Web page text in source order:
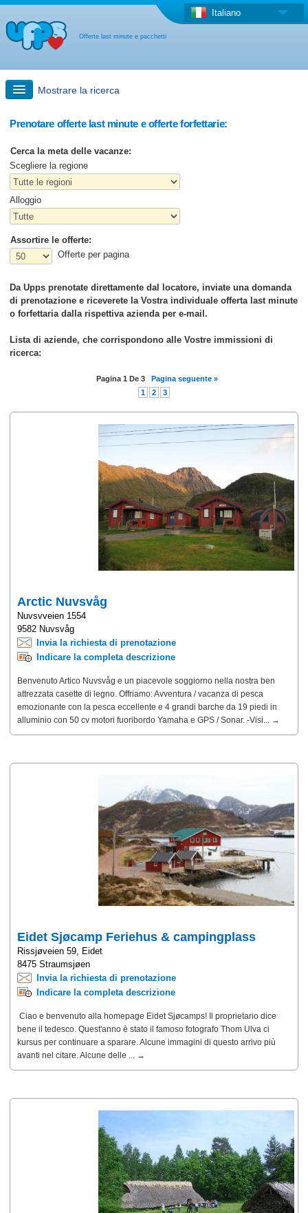
Offerte last minute e pacchetti
Italiano
Mostrare la ricerca
Ricerca rapida
Viaggi: Ricerca con la mappa
Offerta last minute + Offerta forfettaria
Altro paese
Prenotare offerte last minute e offerte forfettarie:
Cerca la meta delle vacanze:
Scegliere la regione
Alloggio
Assortire le offerte:
Offerte per pagina
Da Upps prenotate direttamente dal locatore, inviate una domanda
di prenotazione e riceverete la Vostra individuale offerta last minute
o forfettaria dalla rispettiva azienda per e-mail.
Lista di aziende, che corrispondono alle Vostre immissioni di
ricerca:
Pagina 1 De 3
Pagina seguente »
1
2 3
Arctic Nuvsvåg
Nuvsvveien 1554
9582 Nuvsvåg
Invia la richiesta di prenotazione
Indicare la completa descrizione
Benvenuto Artico Nuvsvåg e un piacevole soggiorno nella nostra ben
attrezzata casette di legno. Offriamo: Avventura / vacanza di pesca
emozionante con la pesca eccellente e 4 grandi barche da 19 piedi in
alluminio con 50 cv motori fuoribordo Yamaha e GPS / Sonar. -Visi... →
Eidet Sjøcamp Feriehus & campingplass
Rissjøveien 59, Eidet
8475 Straumsjøen
Invia la richiesta di prenotazione
Indicare la completa descrizione
Ciao e benvenuto alla homepage Eidet Sjøcamps! Il proprietario dice
bene il tedesco. Quest'anno è stato il famoso fotografo Thom Ulva ci
kursus per continuare a sparare. Alcune immagini di questo arrivo più
avanti nel citare. Alcune delle ... →